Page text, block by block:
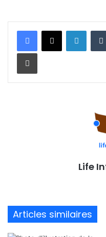
Life
Articles similaires